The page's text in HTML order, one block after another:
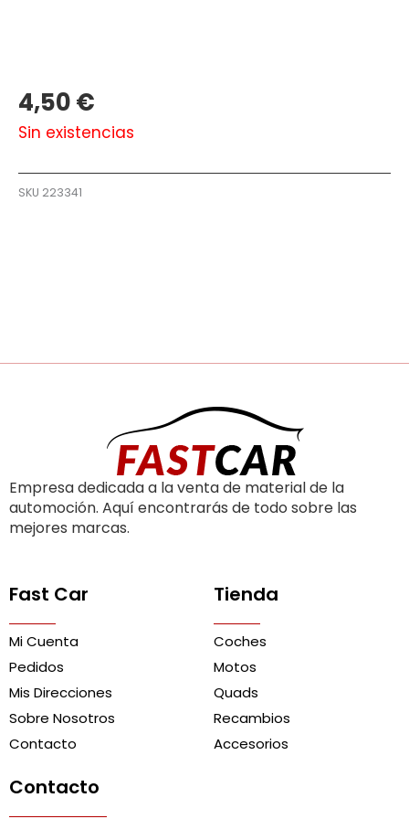
4,50€
Sin existencias
SKU 223341
Empresa dedicada a la venta de material de la
automoción. Aquí encontrarás de todo sobre las
mejores marcas.
Fast Car
Mi Cuenta
Pedidos
Mis Direcciones
Sobre Nosotros
Contacto
Tienda
Coches
Motos
Quads
Recambios
Accesorios
Contacto